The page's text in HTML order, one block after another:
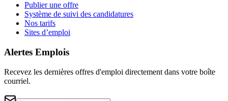
Publier une offre
Système de suivi des candidatures
Nos tarifs
Sites d’emploi
Alertes Emplois
Recevez les dernières offres d'emploi directement dans votre boîte
courriel.